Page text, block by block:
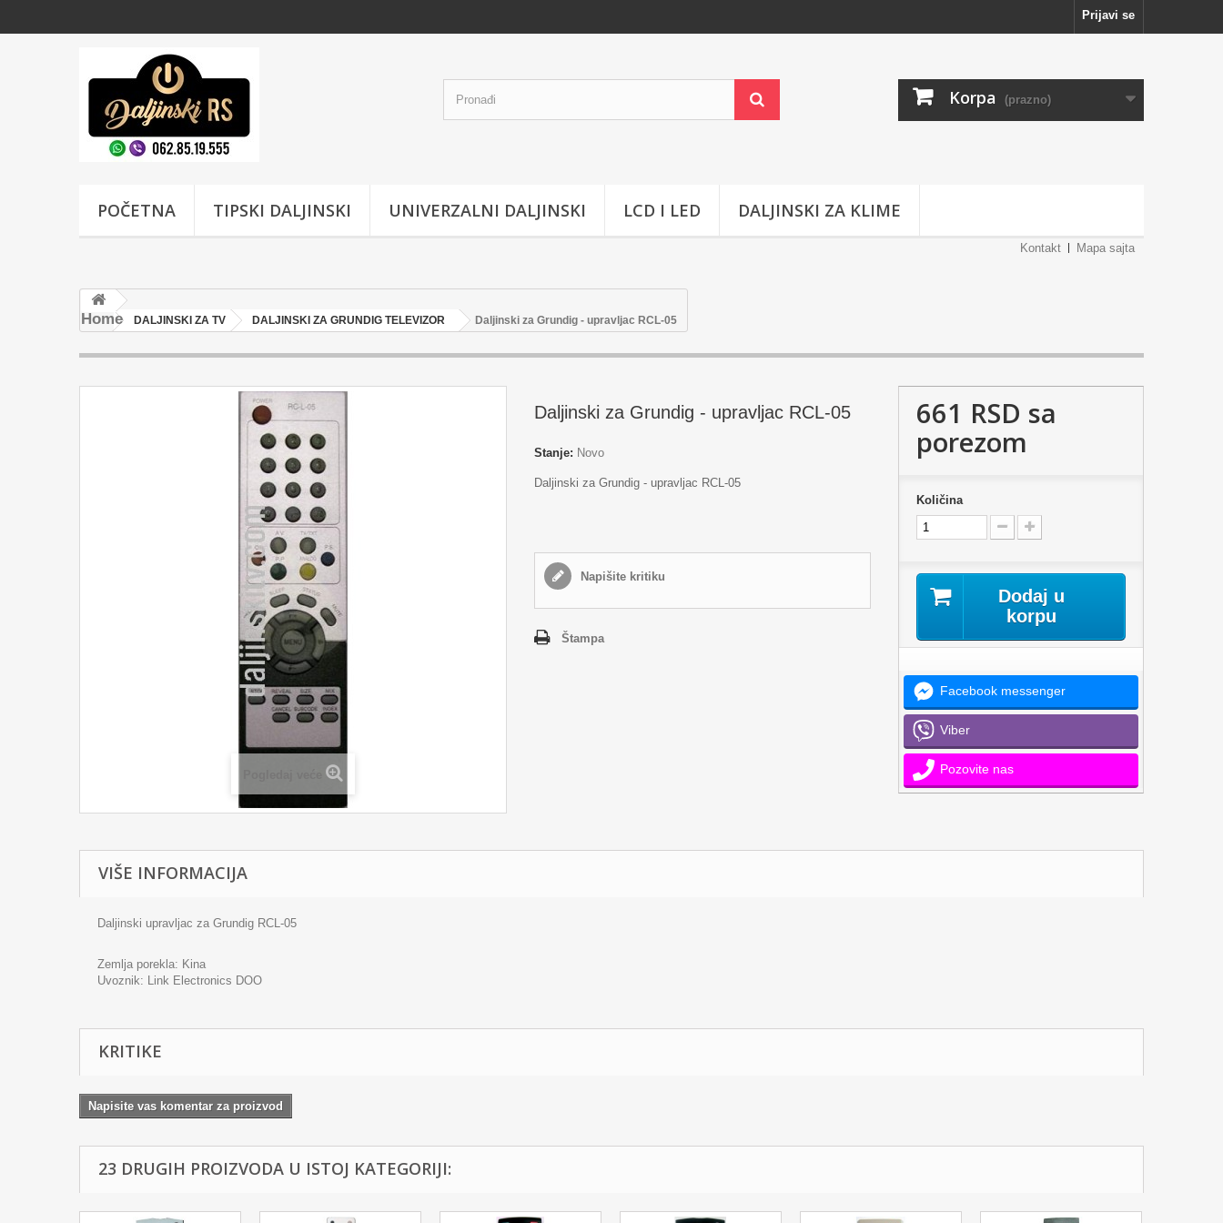
Prijavi se
Korpa (prazno)
POČETNA TIPSKI DALJINSKI UNIVERZALNI DALJINSKI LCD I LED DALJINSKI ZA KLIME
Kontakt Mapa sajta
Home DALJINSKI ZA TV DALJINSKI ZA GRUNDIG TELEVIZOR Daljinski za Grundig - upravljac RCL-05
Daljinski za Grundig - upravljac RCL-05
Stanje: Novo
Daljinski za Grundig - upravljac RCL-05
Napišite kritiku
Štampa
661 RSD sa
porezom
Količina
Dodaj u
korpu
Facebook messenger
Viber
Pozovite nas
VIŠE INFORMACIJA
Daljinski upravljac za Grundig RCL-05
Zemlja porekla: Kina
Uvoznik: Link Electronics DOO
KRITIKE
Napisite vas komentar za proizvod
23 DRUGIH PROIZVODA U ISTOJ KATEGORIJI: